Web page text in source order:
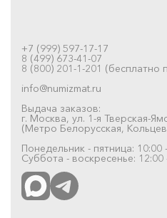
+7 (999) 597-17-17
8 (499) 673-41-07
8 (800) 201-1-201 (бесплатно
info@numizmat.ru
Выдача заказов:
г. Москва, ул. 1-я Тверская-
(Метро Белорусская,
Понедельник - пятница: 10:00
Суббота - воскресенье: 12:00